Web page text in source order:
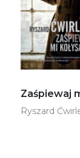
Zaśpiewaj
Ryszard